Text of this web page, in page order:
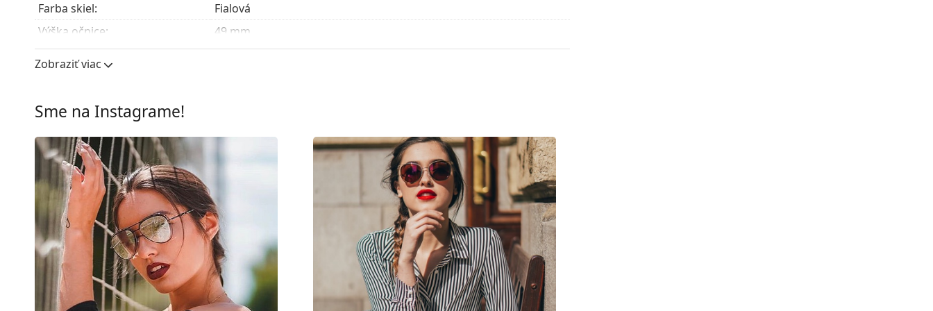
Preskúmajte celú ponukuslnečných okuliarova objavte štýlové rámy od obľúbených značiek.
Farba skiel:
Fialová
Výška očnice:
49 mm
Šírka očnice:
59 mm
Rám
Tvar rámu:
Farba rámov:
Ružová
Materiál rámov:
Veľkosť:
M
Šírka:
134 mm
Dĺžka stranice:
135 mm
Šírka mostíka:
14 mm
Hmotnosť:
100 g
Zobraziť viac
Sme na Instagrame!